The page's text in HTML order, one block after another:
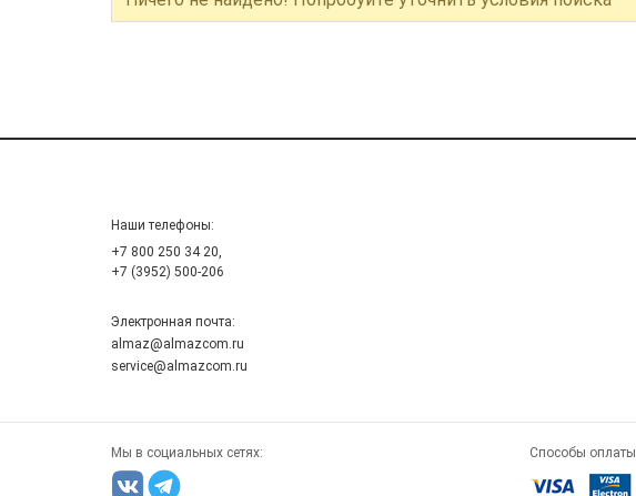
Наши телефоны:
+7 800 250 34 20,
+7 (3952) 500-206
Электронная почта:
almaz@almazcom.ru
service@almazcom.ru
Мы в социальных сетях: Способы оплаты